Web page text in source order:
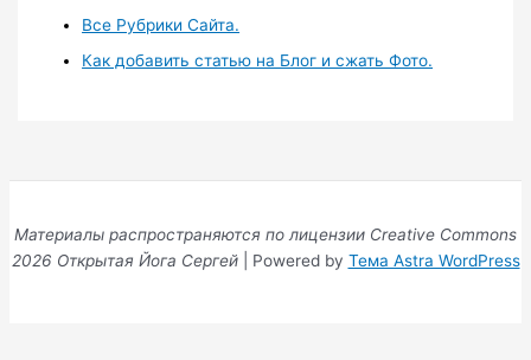
Все Рубрики Сайта.
Как добавить статью на Блог и сжать Фото.
Материалы распространяются по лицензии Creative Commons
2026 Открытая Йога Сергей| Powered by Тема Astra WordPress